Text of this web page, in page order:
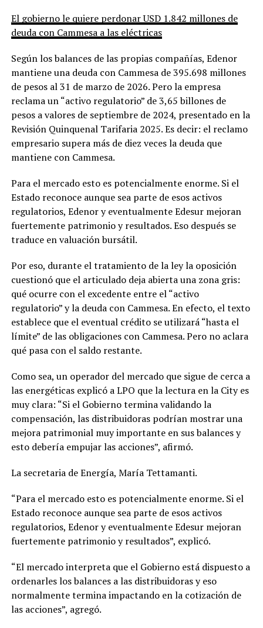
El gobierno le quiere perdonar USD 1.842 millones de
deuda con Cammesa a las eléctricas
Según los balances de las propias compañías, Edenor
mantiene una deuda con Cammesa de 395.698 millones
de pesos al 31 de marzo de 2026. Pero la empresa
reclama un “activo regulatorio” de 3,65 billones de
pesos a valores de septiembre de 2024, presentado en la
Revisión Quinquenal Tarifaria 2025. Es decir: el reclamo
empresario supera más de diez veces la deuda que
mantiene con Cammesa.
Para el mercado esto es potencialmente enorme. Si el
Estado reconoce aunque sea parte de esos activos
regulatorios, Edenor y eventualmente Edesur mejoran
fuertemente patrimonio y resultados. Eso después se
traduce en valuación bursátil.
Por eso, durante el tratamiento de la ley la oposición
cuestionó que el articulado deja abierta una zona gris:
qué ocurre con el excedente entre el “activo
regulatorio” y la deuda con Cammesa. En efecto, el texto
establece que el eventual crédito se utilizará “hasta el
límite” de las obligaciones con Cammesa. Pero no aclara
qué pasa con el saldo restante.
Como sea, un operador del mercado que sigue de cerca a
las energéticas explicó a LPO que la lectura en la City es
muy clara: “Si el Gobierno termina validando la
compensación, las distribuidoras podrían mostrar una
mejora patrimonial muy importante en sus balances y
esto debería empujar las acciones”, afirmó.
La secretaria de Energía, María Tettamanti.
“Para el mercado esto es potencialmente enorme. Si el
Estado reconoce aunque sea parte de esos activos
regulatorios, Edenor y eventualmente Edesur mejoran
fuertemente patrimonio y resultados”, explicó.
“El mercado interpreta que el Gobierno está dispuesto a
ordenarles los balances a las distribuidoras y eso
normalmente termina impactando en la cotización de
las acciones”, agregó.